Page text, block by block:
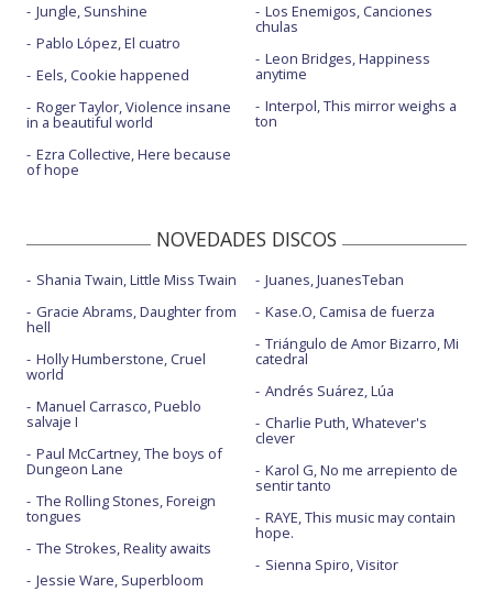
Jungle, Sunshine
Pablo López, El cuatro
Eels, Cookie happened
Roger Taylor, Violence insane
in a beautiful world
Ezra Collective, Here because
of hope
Los Enemigos, Canciones
chulas
Leon Bridges, Happiness
anytime
Interpol, This mirror weighs a
ton
NOVEDADES DISCOS
Shania Twain, Little Miss Twain
Gracie Abrams, Daughter from
hell
Holly Humberstone, Cruel
world
Manuel Carrasco, Pueblo
salvaje I
Paul McCartney, The boys of
Dungeon Lane
The Rolling Stones, Foreign
tongues
The Strokes, Reality awaits
Jessie Ware, Superbloom
Juanes, JuanesTeban
Kase.O, Camisa de fuerza
Triángulo de Amor Bizarro, Mi
catedral
Andrés Suárez, Lúa
Charlie Puth, Whatever's
clever
Karol G, No me arrepiento de
sentir tanto
RAYE, This music may contain
hope.
Sienna Spiro, Visitor